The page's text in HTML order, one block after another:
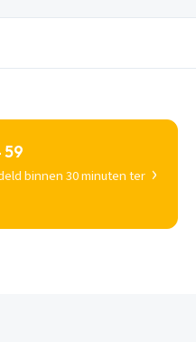
59
binnen 30 minuten ter ›